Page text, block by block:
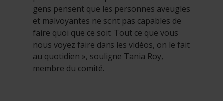
gens pensent que les personnes aveugles
et malvoyantes ne sont pas capables de
faire quoi que ce soit. Tout ce que vous
nous voyez faire dans les vidéos, on le fait
au quotidien », souligne Tania Roy,
membre du comité.